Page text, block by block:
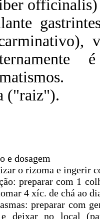
officinalis)
("raiz").
e dosagem
o rizoma e ingerir
preparar com 1
4 xíc. de chá ao
preparar com
deixar no local